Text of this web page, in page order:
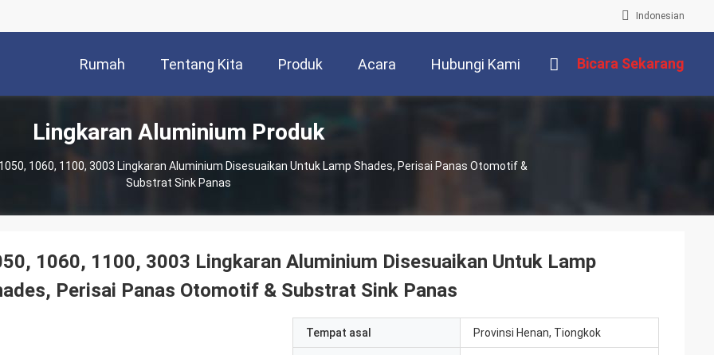
Indonesian
Rumah Tentang Kita Produk Acara Hubungi Kami Bicara Sekarang
Lingkaran Aluminium Produk
1060, 1100, 3003 Lingkaran Aluminium Disesuaikan Untuk Lamp Shades, Perisai Panas Otomotif &
Substrat Sink Panas
1060, 1100, 3003 Lingkaran Aluminium Disesuaikan Untuk Lamp
Perisai Panas Otomotif & Substrat Sink Panas
Tempat asal Provinsi Henan, Tiongkok